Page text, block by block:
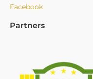
Facebook
Partners